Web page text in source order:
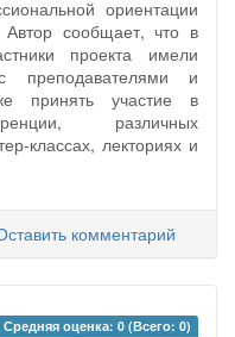
ориентации
Автор сообщает, что в
проекта имели
преподавателями и
принять участие в
различных
классах, лекториях и
комментарий
Средняя оценка: 0 (Всего: 0)